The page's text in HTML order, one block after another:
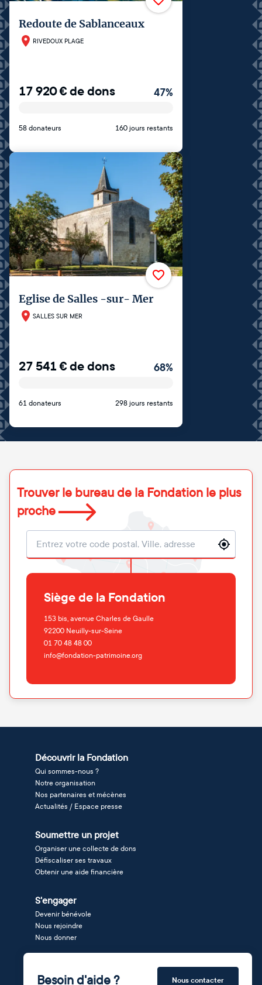
Redoute de Sablanceaux
RIVEDOUX PLAGE
17 920€de dons 47%
58 donateurs 160 jours restants
Eglise de Salles -sur- Mer
SALLES SUR MER
27 541€de dons 68%
61 donateurs 298 jours restants
Trouver le bureau de la Fondation le plus
proche
Localisation
Siège de la Fondation
153 bis, avenue Charles de Gaulle
92200 Neuilly-sur-Seine
01 70 48 48 00
info@fondation-patrimoine.org
Découvrir la Fondation
Qui sommes-nous ?
Notre organisation
Nos partenaires et mécènes
Actualités / Espace presse
Soumettre un projet
Organiser une collecte de dons
Défiscaliser ses travaux
Obtenir une aide financière
S'engager
Devenir bénévole
Nous rejoindre
Nous donner
Besoin d'aide ? Nous contacter